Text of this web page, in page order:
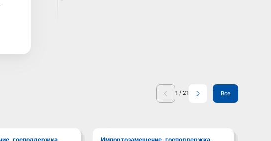
1 / 21 Все
Импортозамещение, господдержка,